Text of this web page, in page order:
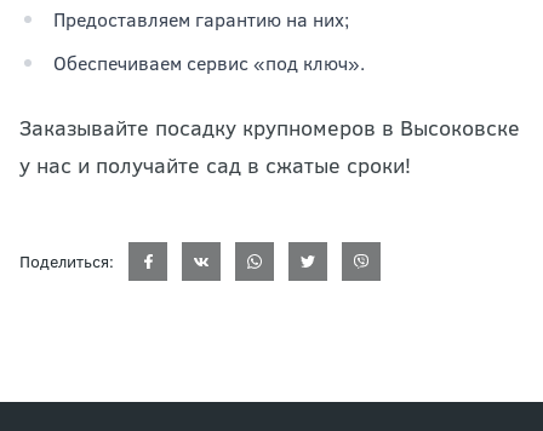
Предоставляем гарантию на них;
Обеспечиваем сервис «под ключ».
Заказывайте посадку крупномеров в Высоковске
у нас и получайте сад в сжатые сроки!
Поделиться: